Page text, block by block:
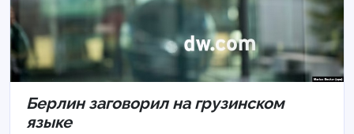
Берлин заговорил на грузинском
языке